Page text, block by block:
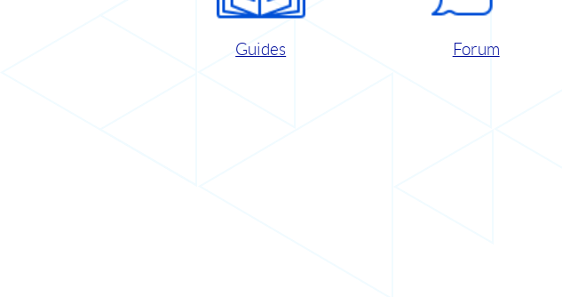
Guides Forum